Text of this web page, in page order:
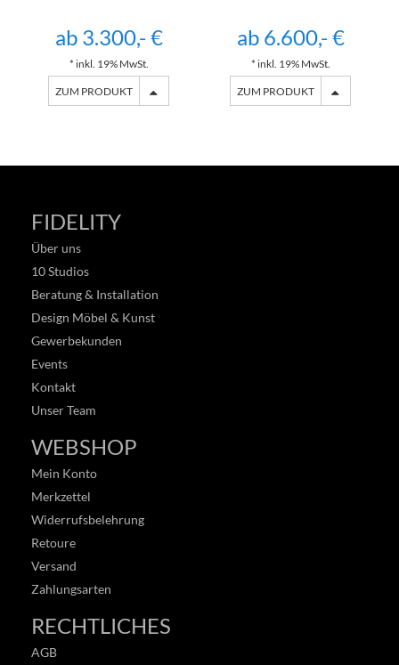
ab 3.300,- €
* inkl. 19% MwSt.
ZUM PRODUKT
ab 6.600,- €
* inkl. 19% MwSt.
ZUM PRODUKT
FIDELITY
Über uns
10 Studios
Beratung & Installation
Design Möbel & Kunst
Gewerbekunden
Events
Kontakt
Unser Team
WEBSHOP
Mein Konto
Merkzettel
Widerrufsbelehrung
Retoure
Versand
Zahlungsarten
RECHTLICHES
AGB